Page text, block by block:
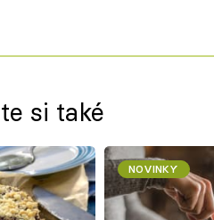
si také
NOVINKY